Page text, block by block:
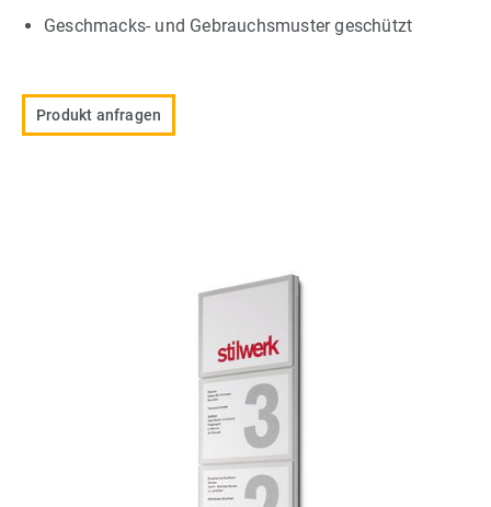
Geschmacks- und Gebrauchsmuster geschützt
Produkt anfragen